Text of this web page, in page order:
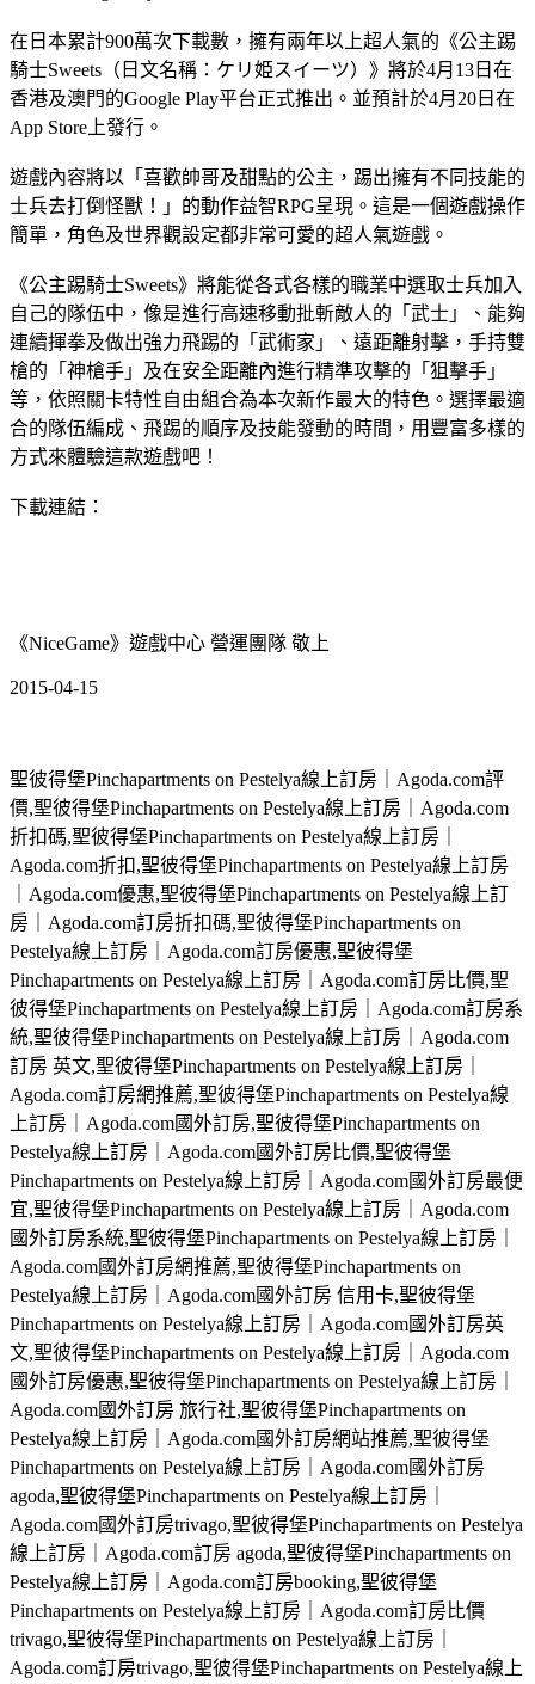
在日本累計900萬次下載數，擁有兩年以上超人氣的《公主踢
騎士Sweets（日文名稱：ケリ姫スイーツ）》將於4月13日在
香港及澳門的Google Play平台正式推出。並預計於4月20日在
App Store上發行。
遊戲內容將以「喜歡帥哥及甜點的公主，踢出擁有不同技能的
士兵去打倒怪獸！」的動作益智RPG呈現。這是一個遊戲操作
簡單，角色及世界觀設定都非常可愛的超人氣遊戲。
《公主踢騎士Sweets》將能從各式各樣的職業中選取士兵加入
自己的隊伍中，像是進行高速移動批斬敵人的「武士」、能夠
連續揮拳及做出強力飛踢的「武術家」、遠距離射擊，手持雙
槍的「神槍手」及在安全距離內進行精準攻擊的「狙擊手」
等，依照關卡特性自由組合為本次新作最大的特色。選擇最適
合的隊伍編成、飛踢的順序及技能發動的時間，用豐富多樣的
方式來體驗這款遊戲吧！
下載連結：
《NiceGame》遊戲中心 營運團隊 敬上
2015-04-15
聖彼得堡Pinchapartments on Pestelya線上訂房｜Agoda.com評
價,聖彼得堡Pinchapartments on Pestelya線上訂房｜Agoda.com
折扣碼,聖彼得堡Pinchapartments on Pestelya線上訂房｜
Agoda.com折扣,聖彼得堡Pinchapartments on Pestelya線上訂房
｜Agoda.com優惠,聖彼得堡Pinchapartments on Pestelya線上訂
房｜Agoda.com訂房折扣碼,聖彼得堡Pinchapartments on
Pestelya線上訂房｜Agoda.com訂房優惠,聖彼得堡
Pinchapartments on Pestelya線上訂房｜Agoda.com訂房比價,聖
彼得堡Pinchapartments on Pestelya線上訂房｜Agoda.com訂房系
統,聖彼得堡Pinchapartments on Pestelya線上訂房｜Agoda.com
訂房 英文,聖彼得堡Pinchapartments on Pestelya線上訂房｜
Agoda.com訂房網推薦,聖彼得堡Pinchapartments on Pestelya線
上訂房｜Agoda.com國外訂房,聖彼得堡Pinchapartments on
Pestelya線上訂房｜Agoda.com國外訂房比價,聖彼得堡
Pinchapartments on Pestelya線上訂房｜Agoda.com國外訂房最便
宜,聖彼得堡Pinchapartments on Pestelya線上訂房｜Agoda.com
國外訂房系統,聖彼得堡Pinchapartments on Pestelya線上訂房｜
Agoda.com國外訂房網推薦,聖彼得堡Pinchapartments on
Pestelya線上訂房｜Agoda.com國外訂房 信用卡,聖彼得堡
Pinchapartments on Pestelya線上訂房｜Agoda.com國外訂房英
文,聖彼得堡Pinchapartments on Pestelya線上訂房｜Agoda.com
國外訂房優惠,聖彼得堡Pinchapartments on Pestelya線上訂房｜
Agoda.com國外訂房 旅行社,聖彼得堡Pinchapartments on
Pestelya線上訂房｜Agoda.com國外訂房網站推薦,聖彼得堡
Pinchapartments on Pestelya線上訂房｜Agoda.com國外訂房
agoda,聖彼得堡Pinchapartments on Pestelya線上訂房｜
Agoda.com國外訂房trivago,聖彼得堡Pinchapartments on Pestelya
線上訂房｜Agoda.com訂房 agoda,聖彼得堡Pinchapartments on
Pestelya線上訂房｜Agoda.com訂房booking,聖彼得堡
Pinchapartments on Pestelya線上訂房｜Agoda.com訂房比價
trivago,聖彼得堡Pinchapartments on Pestelya線上訂房｜
Agoda.com訂房trivago,聖彼得堡Pinchapartments on Pestelya線上